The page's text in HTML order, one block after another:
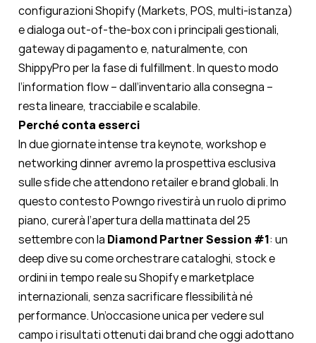
configurazioni Shopify (Markets, POS, multi-istanza)
e dialoga out-of-the-box con i principali gestionali,
gateway di pagamento e, naturalmente, con
ShippyPro per la fase di fulfillment. In questo modo
l’information flow – dall’inventario alla consegna –
resta lineare, tracciabile e scalabile.
Perché conta esserci
In due giornate intense tra keynote, workshop e
networking dinner avremo la prospettiva esclusiva
sulle sfide che attendono retailer e brand globali. In
questo contesto Powngo rivestirà un ruolo di primo
piano, curerà l’apertura della mattinata del 25
settembre con la Diamond Partner Session #1: un
deep dive su come orchestrare cataloghi, stock e
ordini in tempo reale su Shopify e marketplace
internazionali, senza sacrificare flessibilità né
performance. Un’occasione unica per vedere sul
campo i risultati ottenuti dai brand che oggi adottano